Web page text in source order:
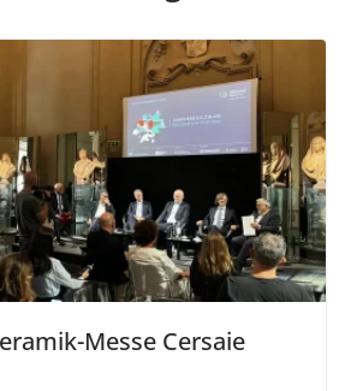
Messe Cersaie